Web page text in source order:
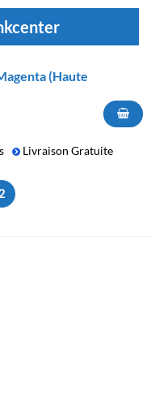
(Haute
Livraison Gratuite
2